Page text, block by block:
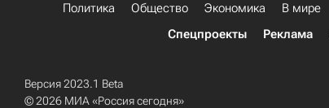
Политика Общество Экономика В мире
Спецпроекты
Реклама
Версия 2023.1 Beta
© 2026 МИА «Россия сегодня»